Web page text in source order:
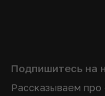
Подпишитесь на
Рассказываем